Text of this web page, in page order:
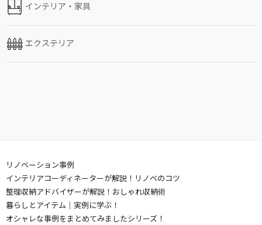
インテリア・家具
エクステリア
リノベーション事例
インテリアコーディネーターが解説！リノベのコツ
整理収納アドバイザーが解説！おしゃれ収納術
暮らしとアイテム｜実例に学ぶ！
オシャレな事例をまとめてみましたシリーズ！